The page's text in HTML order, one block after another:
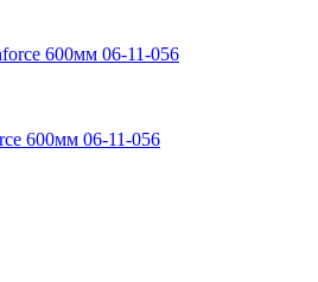
600мм 06-11-056